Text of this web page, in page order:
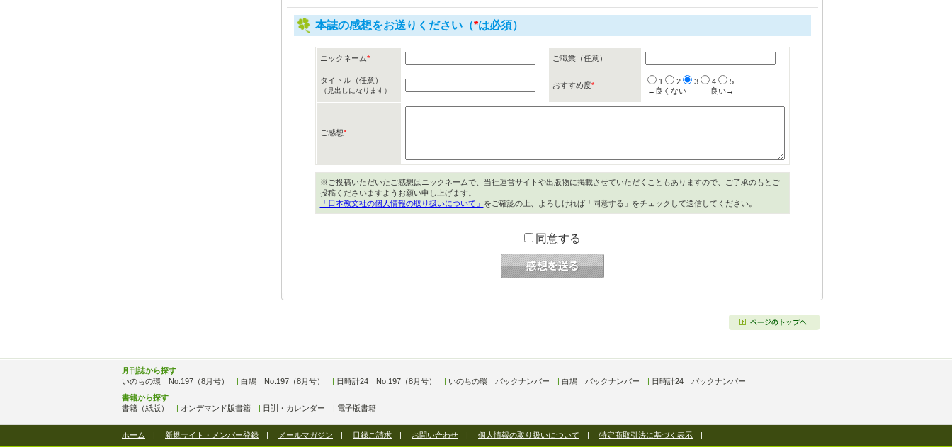
本誌の感想をお送りください（*は必須）
ニックネーム* ご職業（任意）
タイトル（任意）
（見出しになります）
おすすめ度* 1 2 3 4
5
←良くない
良い→
ご感想*
※ご投稿いただいたご感想はニックネームで、当社運営サイトや出版物に掲載させていただくこともありますので、ご了承のもとご
投稿くださいますようお願い申し上げます。
「日本教文社の個人情報の取り扱いについて」 をご確認の上、よろしければ「同意する」をチェックして送信してください。
同意する
月刊誌から探す
いのちの環 No.197（8月号）
白鳩 No.197（8月号） 日時計24 No.197（8月号） いのちの環 バックナンバー 白鳩 バックナンバー
日時計24 バックナンバー
書籍から探す
書籍（紙版）
オンデマンド版書籍 日訓・カレンダー 電子版書籍
ホーム 新規サイト・メンバー登録 メールマガジン 目録ご請求 お問い合わせ 個人情報の取り扱いについて 特定商取引法に基づく表示